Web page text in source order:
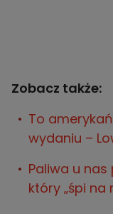
Zobacz także:
To
wydaniu –
Paliwa u nas
który „śpi na